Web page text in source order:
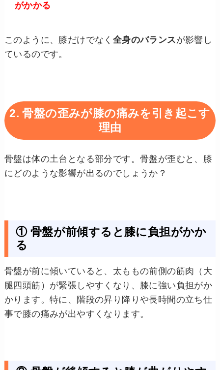
がかかる
このように、膝だけでなく 全身のバランスが影響し
ているのです。
2. 骨盤の歪みが膝の痛みを引き起こす
理由
骨盤は体の土台となる部分です。骨盤が歪むと、膝
にどのような影響が出るのでしょうか？
① 骨盤が前傾すると膝に負担がかか
る
骨盤が前に傾いていると、太ももの前側の筋肉（大
腿四頭筋）が緊張しやすくなり、膝に強い負担がか
かります。特に、階段の昇り降りや長時間の立ち仕
事で膝の痛みが出やすくなります。